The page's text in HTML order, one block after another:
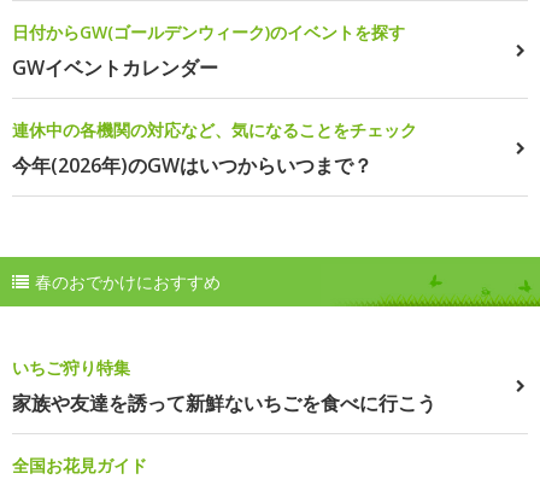
日付からGW(ゴールデンウィーク)のイベントを探す
GWイベントカレンダー
連休中の各機関の対応など、気になることをチェック
今年(2026年)のGWはいつからいつまで？
春のおでかけにおすすめ
いちご狩り特集
家族や友達を誘って新鮮ないちごを食べに行こう
全国お花見ガイド